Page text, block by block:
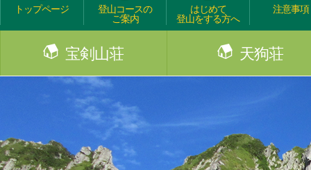
トップページ
登山コースの
ご案内
はじめて
登山をする方へ
注意事項
宝剣山荘 天狗荘